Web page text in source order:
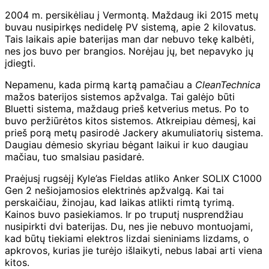
2004 m. persikėliau į Vermontą. Maždaug iki 2015 metų
buvau nusipirkęs nedidelę PV sistemą, apie 2 kilovatus.
Tais laikais apie baterijas man dar nebuvo tekę kalbėti,
nes jos buvo per brangios. Norėjau jų, bet nepavyko jų
įdiegti.
Nepamenu, kada pirmą kartą pamačiau a CleanTechnica
mažos baterijos sistemos apžvalga. Tai galėjo būti
Bluetti sistema, maždaug prieš ketverius metus. Po to
buvo peržiūrėtos kitos sistemos. Atkreipiau dėmesį, kai
prieš porą metų pasirodė Jackery akumuliatorių sistema.
Daugiau dėmesio skyriau bėgant laikui ir kuo daugiau
mačiau, tuo smalsiau pasidarė.
Praėjusį rugsėjį Kyle’as Fieldas atliko Anker SOLIX C1000
Gen 2 nešiojamosios elektrinės apžvalgą. Kai tai
perskaičiau, žinojau, kad laikas atlikti rimtą tyrimą.
Kainos buvo pasiekiamos. Ir po truputį nusprendžiau
nusipirkti dvi baterijas. Du, nes jie nebuvo montuojami,
kad būtų tiekiami elektros lizdai sieniniams lizdams, o
apkrovos, kurias jie turėjo išlaikyti, nebus labai arti viena
kitos.